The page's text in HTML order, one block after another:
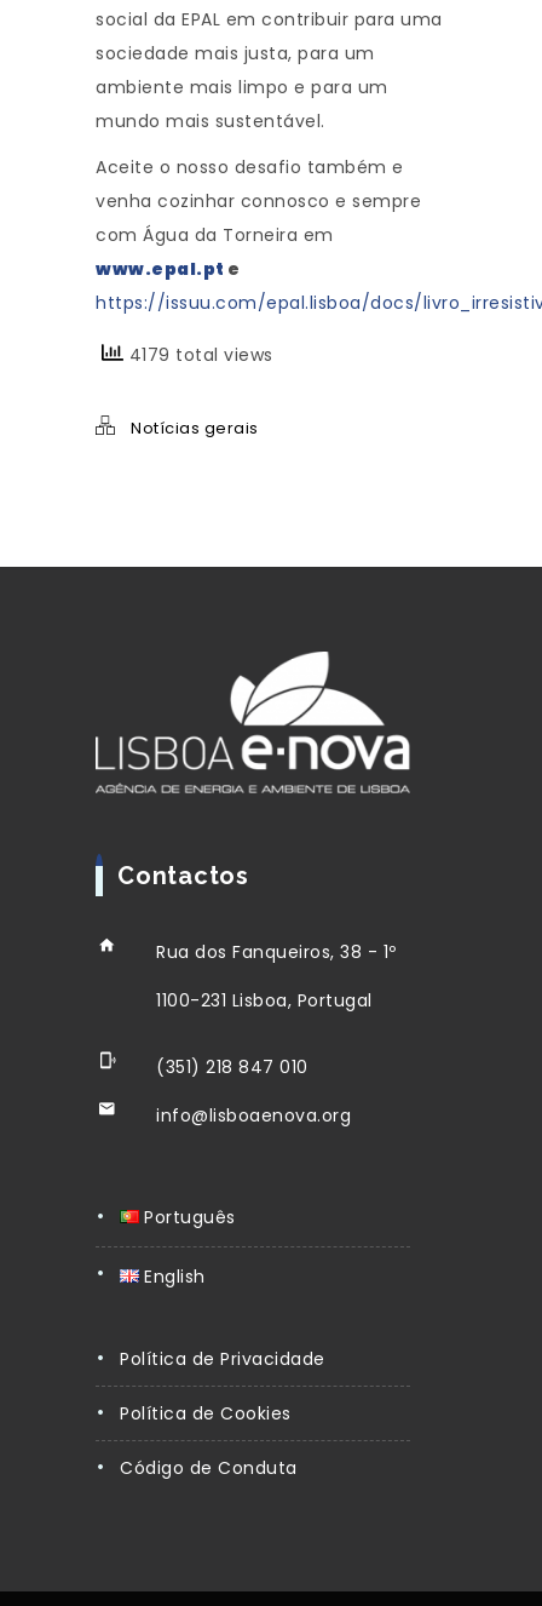
social da EPAL em contribuir para uma
sociedade mais justa, para um
ambiente mais limpo e para um
mundo mais sustentável.
Aceite o nosso desafio também e
venha cozinhar connosco e sempre
com Água da Torneira em
www.epal.pt e
https://issuu.com/epal.lisboa/docs/
4179 total views
Notícias gerais
Contactos
Rua dos Fanqueiros, 38 - 1º
1100-231 Lisboa, Portugal
(351) 218 847 010
info@lisboaenova.org
Português
English
Política de Privacidade
Política de Cookies
Código de Conduta